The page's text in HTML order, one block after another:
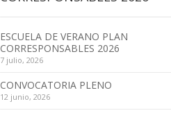
ESCUELA DE VERANO PLAN
CORRESPONSABLES 2026
7 julio, 2026
CONVOCATORIA PLENO
12 junio, 2026